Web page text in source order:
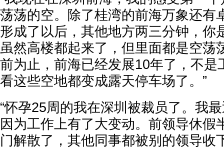
荡荡的空。除了桂湾的前海万象还有
形成了以后，其他地方两三分钟，你
虽然高楼都起来了，但里面都是空荡
前为止，前海已经发展10年了，不是
看这些空地都变成露天停车场了。”
“怀孕25周的我在深圳被裁员了。我
因为工作上有了大变动。前领导休假
门解散了，其他同事都被别的领导收